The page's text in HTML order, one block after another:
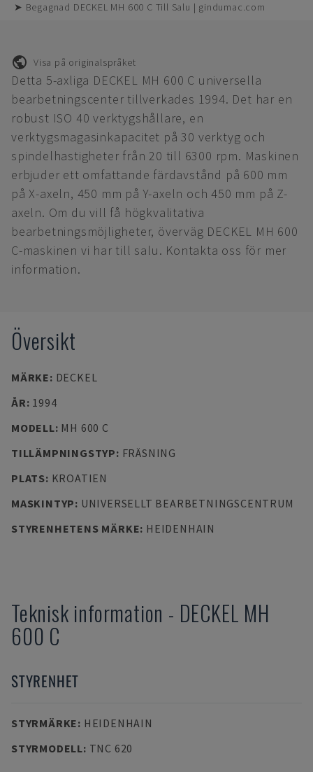
➤ Begagnad DECKEL MH 600 C Till Salu | gindumac.com
Visa på originalspråket
Detta 5-axliga DECKEL MH 600 C universella
bearbetningscenter tillverkades 1994. Det har en
robust ISO 40 verktygshållare, en
verktygsmagasinkapacitet på 30 verktyg och
spindelhastigheter från 20 till 6300 rpm. Maskinen
erbjuder ett omfattande färdavstånd på 600 mm
på X-axeln, 450 mm på Y-axeln och 450 mm på Z-
axeln. Om du vill få högkvalitativa
bearbetningsmöjligheter, överväg DECKEL MH 600
C-maskinen vi har till salu. Kontakta oss för mer
information.
Översikt
MÄRKE: DECKEL
ÅR: 1994
MODELL: MH 600 C
TILLÄMPNINGSTYP: FRÄSNING
PLATS: KROATIEN
MASKINTYP: UNIVERSELLT BEARBETNINGSCENTRUM
STYRENHETENS MÄRKE: HEIDENHAIN
Teknisk information - DECKEL MH
600 C
STYRENHET
STYRMÄRKE: HEIDENHAIN
STYRMODELL: TNC 620